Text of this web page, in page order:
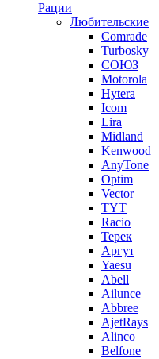
Рации
Любительские
Comrade
Turbosky
СОЮЗ
Motorola
Hytera
Icom
Lira
Midland
Kenwood
AnyTone
Optim
Vector
TYT
Racio
Терек
Аргут
Yaesu
Abell
Ailunce
Abbree
AjetRays
Alinco
Belfone